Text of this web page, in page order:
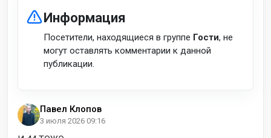
Информация
Посетители, находящиеся в группе Гости, не
могут оставлять комментарии к данной
публикации.
Павел Клопов
3 июля 2026 09:16